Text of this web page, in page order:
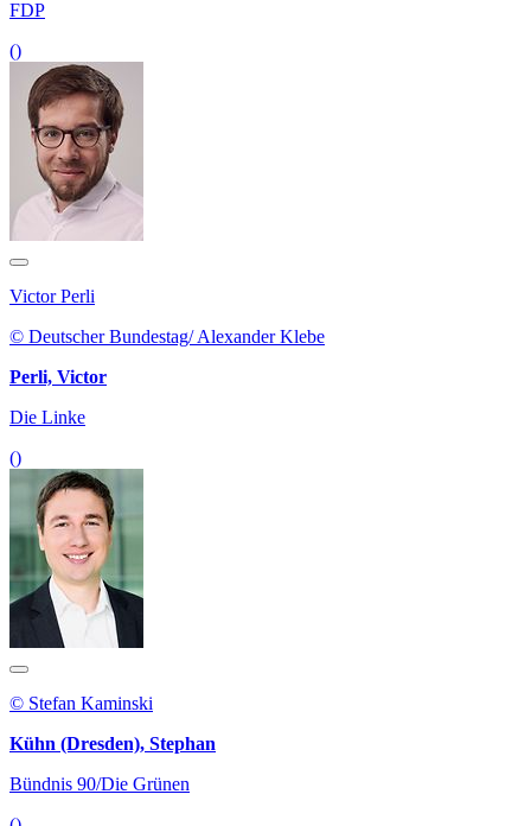
FDP
()
Victor Perli
© Deutscher Bundestag/ Alexander Klebe
Perli, Victor
Die Linke
()
© Stefan Kaminski
Kühn (Dresden), Stephan
Bündnis 90/Die Grünen